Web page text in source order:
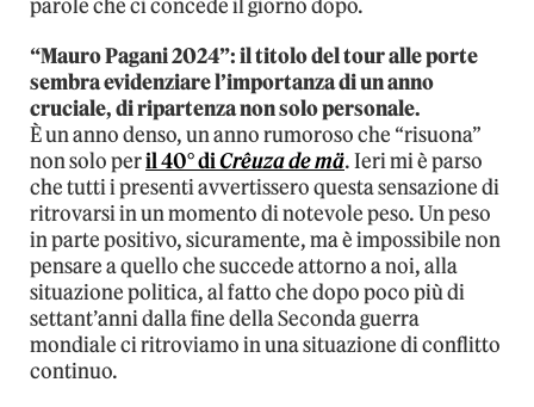
parole che ci concede il giorno dopo.
“Mauro Pagani 2024”: il titolo del tour alle porte
sembra evidenziare l’importanza di un anno
cruciale, di ripartenza non solo personale.
È un anno denso, un anno rumoroso che “risuona”
non solo peril 40° diCrêuza de mä. Ieri mi è parso
che tutti i presenti avvertissero questa sensazione di
ritrovarsi in un momento di notevole peso. Un peso
in parte positivo, sicuramente, ma è impossibile non
pensare a quello che succede attorno a noi, alla
situazione politica, al fatto che dopo poco più di
settant’anni dalla fine della Seconda guerra
mondiale ci ritroviamo in una situazione di conflitto
continuo.